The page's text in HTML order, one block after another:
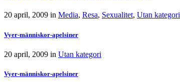
20 april, 2009 in Media, Resa, Sexualitet, Utan kategori
Vyer-människor-apelsiner
20 april, 2009 in Utan kategori
Vyer-människor-apelsiner